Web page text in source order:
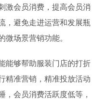
激会员消费，提高会员消
，避免走进运营和发展瓶
微场景营销功能。
够帮助服装门店的打折
精准营销，精准投放活动
，会员消费活跃度低等，